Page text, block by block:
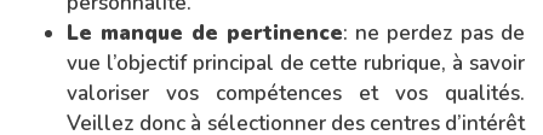
Le manque de pertinence: ne perdez pas de
vue l’objectif principal de cette rubrique, à savoir
valoriser vos compétences et vos qualités.
Veillez donc à sélectionner des centres d’intérêt